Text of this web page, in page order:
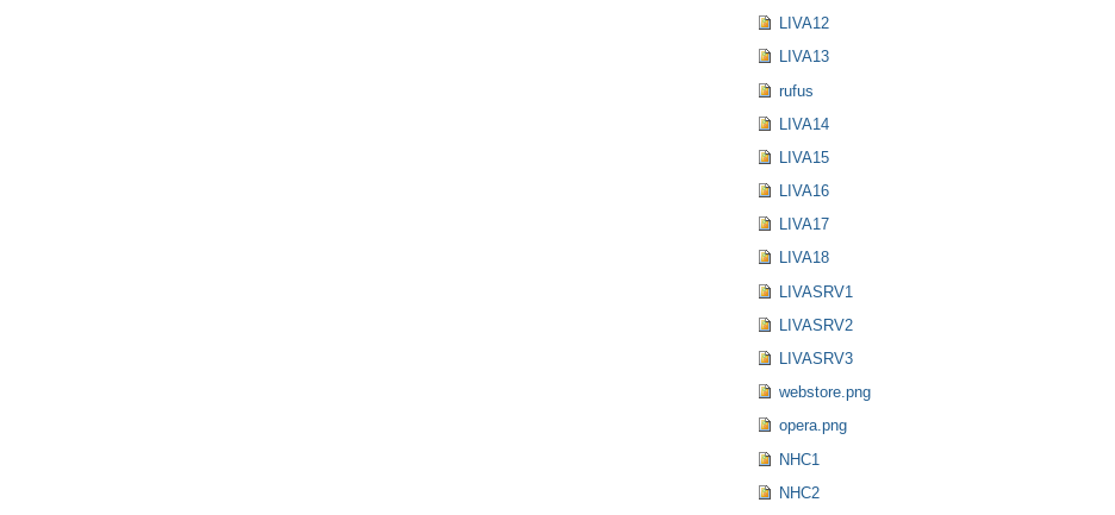
LIVA12
LIVA13
rufus
LIVA14
LIVA15
LIVA16
LIVA17
LIVA18
LIVASRV1
LIVASRV2
LIVASRV3
webstore.png
opera.png
NHC1
NHC2